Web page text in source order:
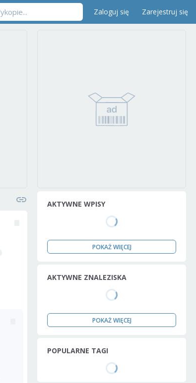
Zaloguj się Zarejestruj się
AKTYWNE WPISY
POKAŻ WIĘCEJ
AKTYWNE ZNALEZISKA
POKAŻ WIĘCEJ
POPULARNE TAGI